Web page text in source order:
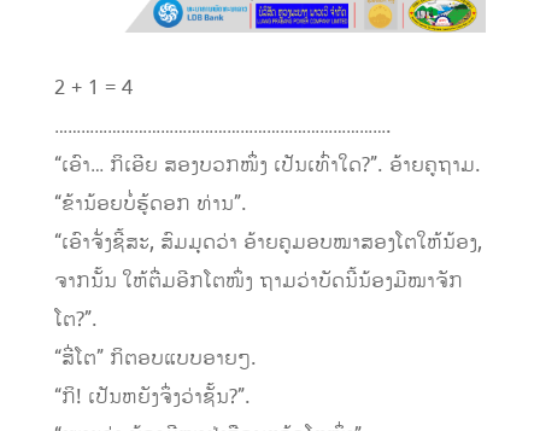
2 + 1 = 4
………………………………………………………………….
“ເອົາ… ກິເອີຍ ສອງບວກໜຶ່ງ ເປັນເທົ່າໃດ?”. ອ້າຍຄູຖາມ.
“ຂ້ານ້ອຍບໍ່ຮູ້ດອກ ທ່ານ”.
“ເອົາຈັ່ງຊີ້ສະ, ສົມມຸດວ່າ ອ້າຍຄູມອບໝາສອງໂຕໃຫ້ນ້ອງ,
ຈາກນັ້ນ ໃຫ້ຕື່ມອີກໂຕໜຶ່ງ ຖາມວ່າບັດນີ້ນ້ອງມີໝາຈັກ
ໂຕ?”.
“ສີ່ໂຕ” ກິຕອບແບບອາຍໆ.
“ກິ! ເປັນຫຍັງຈຶ່ງວ່າຊັ້ນ?”.